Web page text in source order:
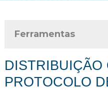
Ferramentas
DISTRIBUIÇÃO
PROTOCOLO